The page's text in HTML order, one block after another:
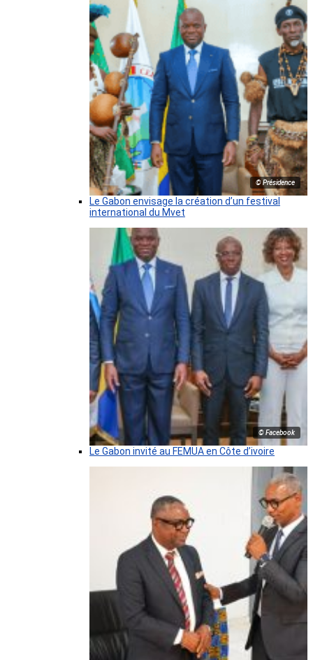
© Présidence
Le Gabon envisage la création d’un festival
international du Mvet
© Facebook
Le Gabon invité au FEMUA en Côte d’ivoire